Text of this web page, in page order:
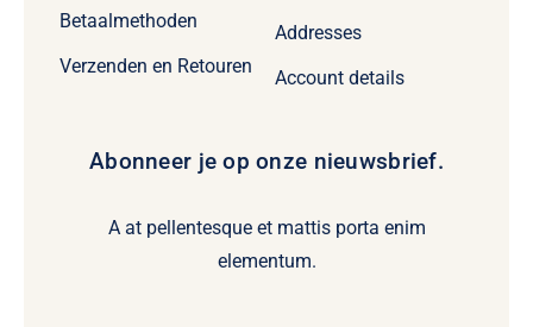
Betaalmethoden
Verzenden en Retouren
Addresses
Account details
Abonneer je op onze nieuwsbrief.
A at pellentesque et mattis porta enim
elementum.